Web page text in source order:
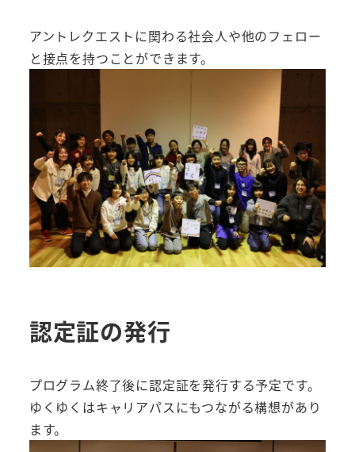
アントレクエストに関わる社会人や他のフェロー
と接点を持つことができます。
認定証の発行
プログラム終了後に認定証を発行する予定です。
ゆくゆくはキャリアパスにもつながる構想があり
ます。